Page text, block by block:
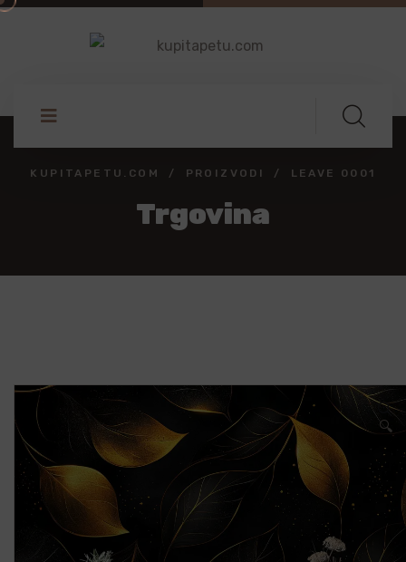
KUPITAPETU.COM PROIZVODI LEAVE 0001
Trgovina
🔍